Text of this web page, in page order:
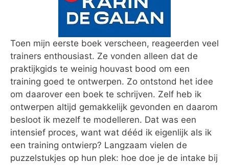
Toen mijn eerste boek verscheen, reageerden veel
trainers enthousiast. Ze vonden alleen dat de
praktijkgids te weinig houvast bood om een
training goed te ontwerpen. Zo ontstond het idee
om daarover een boek te schrijven. Zelf heb ik
ontwerpen altijd gemakkelijk gevonden en daarom
besloot ik mezelf te modelleren. Dat was een
intensief proces, want wat dééd ik eigenlijk als ik
een training ontwierp? Langzaam vielen de
puzzelstukjes op hun plek: hoe doe je de intake bij